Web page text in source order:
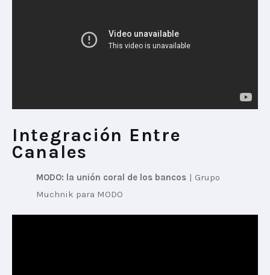
Integración Entre
Canales
MODO: la unión coral de los bancos | Grupo
Muchnik para MODO